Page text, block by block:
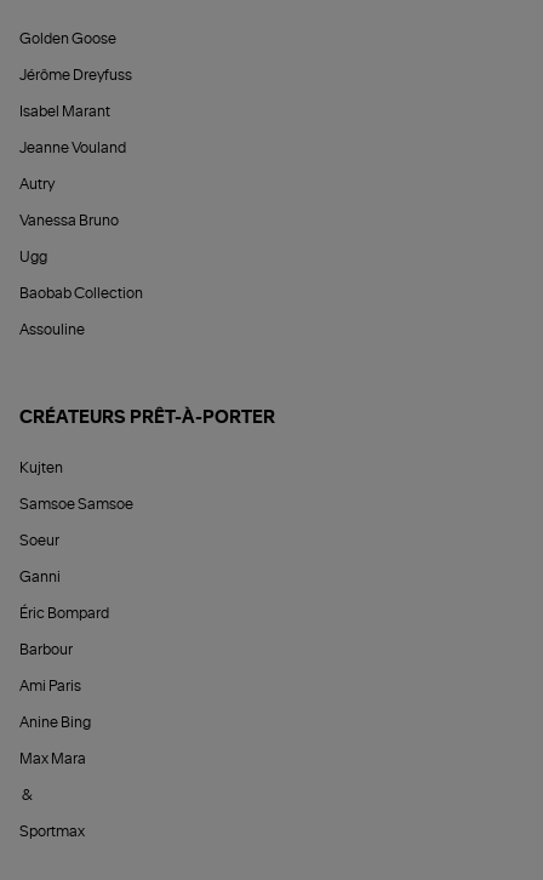
Golden Goose
Jérôme Dreyfuss
Isabel Marant
Jeanne Vouland
Autry
Vanessa Bruno
Ugg
Baobab Collection
Assouline
CRÉATEURS PRÊT-À-PORTER
Kujten
Samsoe Samsoe
Soeur
Ganni
Éric Bompard
Barbour
Ami Paris
Anine Bing
Max Mara
&
Sportmax